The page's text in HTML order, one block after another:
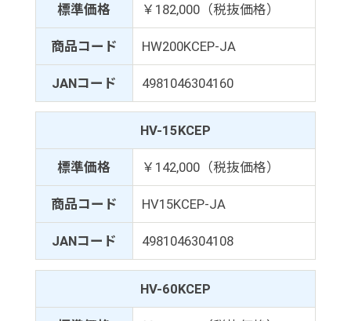
標準価格 ￥182,000（税抜価格）
商品コード HW200KCEP-JA
JANコード 4981046304160
HV-15KCEP
標準価格 ￥142,000（税抜価格）
商品コード HV15KCEP-JA
JANコード 4981046304108
HV-60KCEP